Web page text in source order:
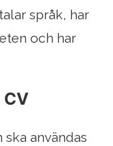
språk, har
och har
ska användas